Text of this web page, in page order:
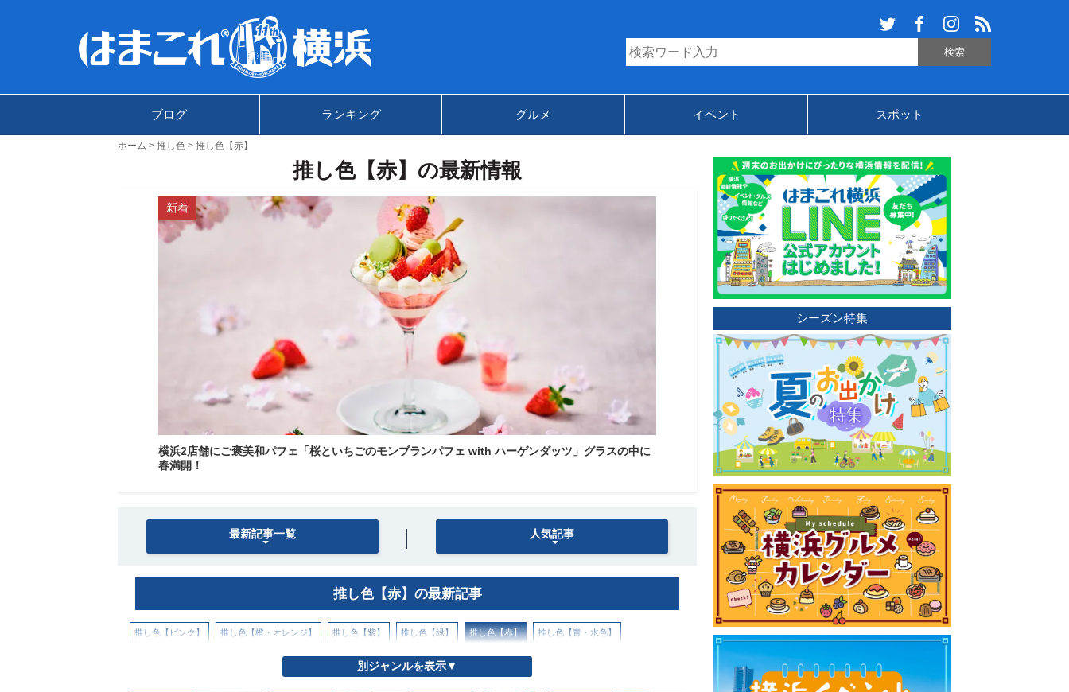
ブログ ランキング グルメ イベント スポット
ホーム 推し色 推し色【赤】
推し色【赤】の最新情報
新着
横浜2店舗にご褒美和パフェ「桜といちごのモンブランパフェ with ハーゲンダッツ」グラスの中に
春満開！
最新記事一覧 人気記事
推し色【赤】の最新記事
推し色【ピンク】 推し色【橙・オレンジ】 推し色【紫】 推し色【緑】 推し色【赤】 推し色【青・水色】
別ジャンルを表示▼
シーズン特集